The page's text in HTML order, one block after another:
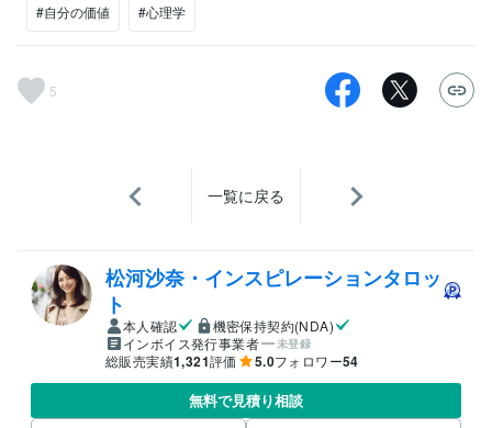
#自分の価値 #心理学
5
一覧に戻る
松河沙奈・インスピレーションタロッ
ト
本人確認
機密保持契約(NDA)
インボイス発行事業者
未登録
総販売実績1,321評価 5.0フォロワー54
無料で見積り相談